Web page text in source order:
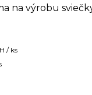
na výrobu
/ ks